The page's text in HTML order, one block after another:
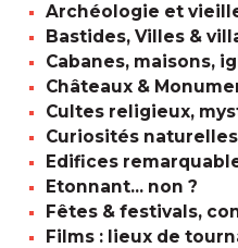
Archéologie et
Bastides, Villes &
Cabanes, maisons,
Châteaux &
Cultes religieux,
Curiosités naturelles
Edifices
Etonnant... non ?
Fêtes & festivals,
Films : lieux de